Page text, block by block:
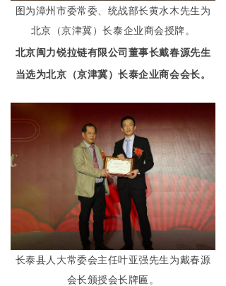
图为漳州市委常委、统战部长黄水木先生为
北京（京津冀）长泰企业商会授牌。
北京闽力锐拉链有限公司董事长戴春源先生
当选为北京（京津冀）长泰企业商会会长。
长泰县人大常委会主任叶亚强先生为戴春源
会长颁授会长牌匾。